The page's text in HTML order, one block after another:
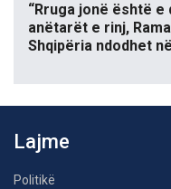
“Rruga jonë është e
anëtarët e rinj,
Shqipëria ndodhet
Lajme
Politikë